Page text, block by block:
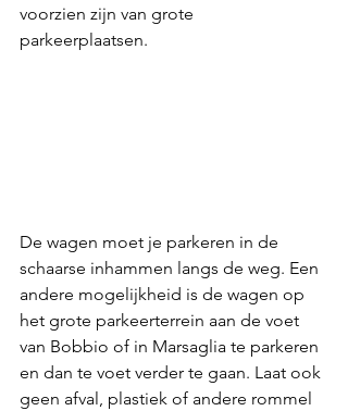
voorzien zijn van grote
parkeerplaatsen.
De wagen moet je parkeren in de
schaarse inhammen langs de weg. Een
andere mogelijkheid is de wagen op
het grote parkeerterrein aan de voet
van Bobbio of in Marsaglia te parkeren
en dan te voet verder te gaan. Laat ook
geen afval, plastiek of andere rommel